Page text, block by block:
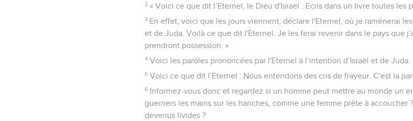
2 « Voici ce que dit l’Eternel, le Dieu d'Israël : Ecris dans un livre toutes les
3 En effet, voici que les jours viennent, déclare l'Eternel, où je ramènerai
et de Juda. Voilà ce que dit l'Eternel. Je les ferai revenir dans le pays que
prendront possession. »
4 Voici les paroles prononcées par l'Eternel à l’intention d’Israël et de Juda.
5 Voici ce que dit l’Eternel : Nous entendons des cris de frayeur. C'est la
6 Informez-vous donc et regardez si un homme peut mettre au monde un
guerriers les mains sur les hanches, comme une femme prête à accoucher
devenus livides ?